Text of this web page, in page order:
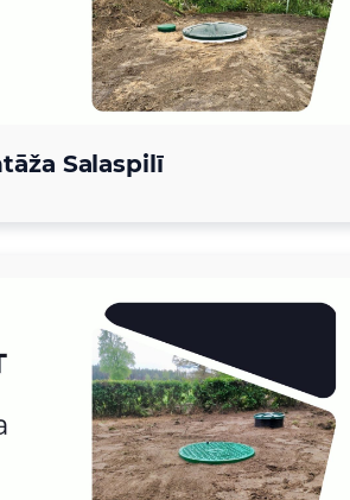
Salaspilī